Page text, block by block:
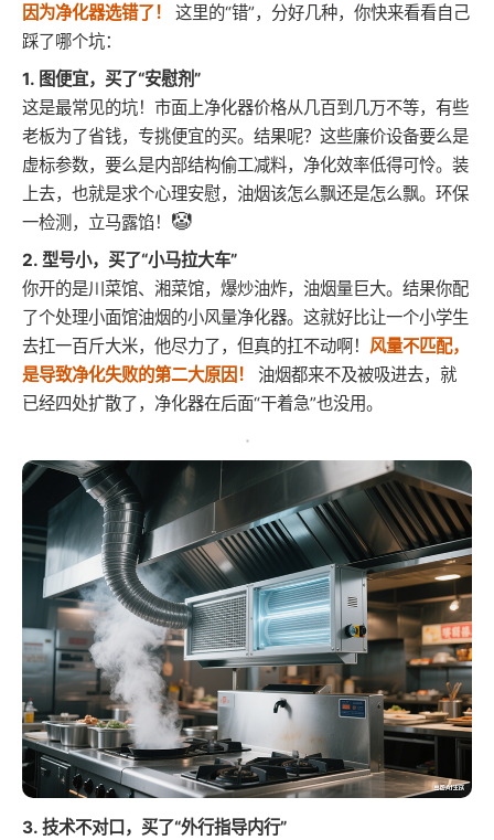
因为净化器选错了！
这里的“错”，分好几种，你快来看看自己
踩了哪个坑：
1. 图便宜，买了“安慰剂”
这是最常见的坑！市面上净化器价格从几百到几万不等，有些
老板为了省钱，专挑便宜的买。结果呢？这些廉价设备要么是
虚标参数，要么是内部结构偷工减料，净化效率低得可怜。装
上去，也就是求个心理安慰，油烟该怎么飘还是怎么飘。环保
一检测，立马露馅！ 🤡
2. 型号小，买了“小马拉大车”
你开的是川菜馆、湘菜馆，爆炒油炸，油烟量巨大。结果你配
了个处理小面馆油烟的小风量净化器。这就好比让一个小学生
去扛一百斤大米，他尽力了，但真的扛不动啊！ 风量不匹配，
是导致净化失败的第二大原因！
油烟都来不及被吸进去，就
已经四处扩散了，净化器在后面“干着急”也没用。
3. 技术不对口，买了“外行指导内行”